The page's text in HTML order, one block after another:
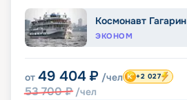
Космонавт Гагарин
ЭКОНОМ
от 49 404 ₽ /чел
53 700₽ /чел
+2 027